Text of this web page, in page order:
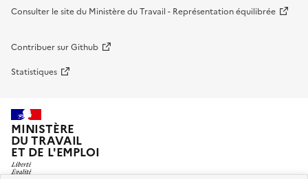
Consulter le site du Ministère du Travail - Représentation équilibrée
Contribuer sur Github
Statistiques
MINISTÈRE
DU TRAVAIL
ET DE L'EMPLOI